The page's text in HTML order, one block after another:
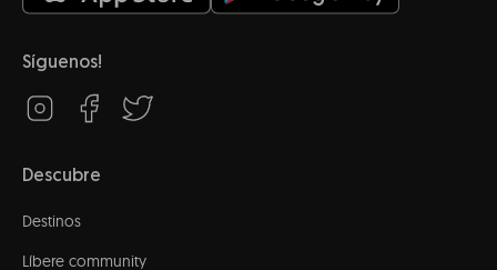
Síguenos!
Descubre
Destinos
Líbere community